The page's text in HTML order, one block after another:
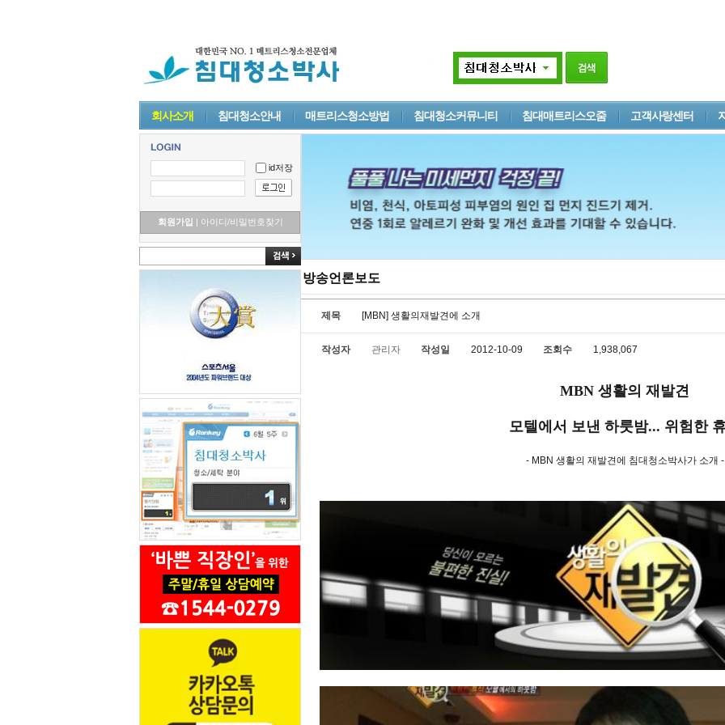
회사소개 침대청소안내 매트리스청소방법 침대청소커뮤니티 침대매트리스오줌 고객사랑센터
id저장
회원가입 | 아이디/비밀번호찾기
방송언론보도
제목 [MBN] 생활의재발견에 소개
작성자 관리자 작성일 2012-10-09 조회수 1,938,067
MBN 생활의 재발견
모텔에서 보낸 하룻밤... 위험한
- MBN 생활의 재발견에 침대청소박사가 소개 -